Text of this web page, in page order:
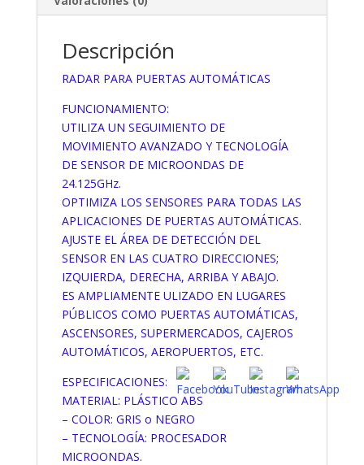
Descripción
RADAR PARA PUERTAS AUTOMÁTICAS
FUNCIONAMIENTO:
UTILIZA UN SEGUIMIENTO DE
MOVIMIENTO AVANZADO Y TECNOLOGÍA
DE SENSOR DE MICROONDAS DE
24.125GHz.
OPTIMIZA LOS SENSORES PARA TODAS LAS
APLICACIONES DE PUERTAS AUTOMÁTICAS.
AJUSTE EL ÁREA DE DETECCIÓN DEL
SENSOR EN LAS CUATRO DIRECCIONES;
IZQUIERDA, DERECHA, ARRIBA Y ABAJO.
ES AMPLIAMENTE ULIZADO EN LUGARES
PÚBLICOS COMO PUERTAS AUTOMÁTICAS,
ASCENSORES, SUPERMERCADOS, CAJEROS
AUTOMÁTICOS, AEROPUERTOS, ETC.
ESPECIFICACIONES:
MATERIAL: PLÁSTICO ABS
– COLOR: GRIS o NEGRO
– TECNOLOGÍA: PROCESADOR
MICROONDAS.